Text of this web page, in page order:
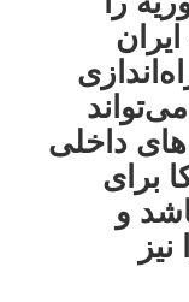
داخلی
برای
و